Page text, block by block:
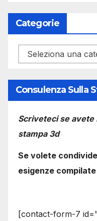
Categorie
Categorie
Consulenza Sulla
Scriveteci se avete
stampa 3d
Se volete
esigenze
[contact-form-7